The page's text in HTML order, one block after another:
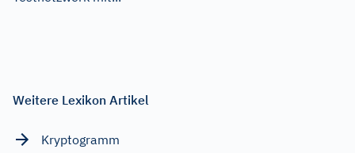
Weitere Lexikon Artikel
Kryptogramm